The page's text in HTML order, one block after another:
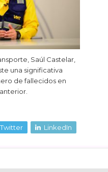
Saúl Castelar,
una significativa
de fallecidos en
Twitter LinkedIn